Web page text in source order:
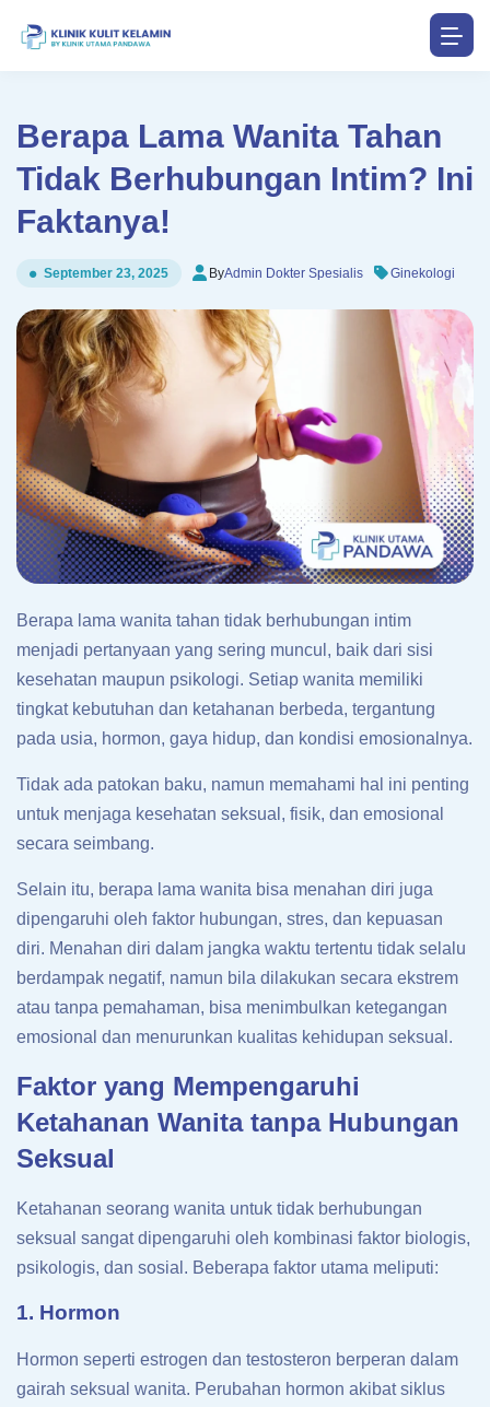
Berapa Lama Wanita Tahan
Tidak Berhubungan Intim? Ini
Faktanya!
September 23, 2025 ByAdmin Dokter Spesialis Ginekologi
Berapa lama wanita tahan tidak berhubungan intim
menjadi pertanyaan yang sering muncul, baik dari sisi
kesehatan maupun psikologi. Setiap wanita memiliki
tingkat kebutuhan dan ketahanan berbeda, tergantung
pada usia, hormon, gaya hidup, dan kondisi emosionalnya.
Tidak ada patokan baku, namun memahami hal ini penting
untuk menjaga kesehatan seksual, fisik, dan emosional
secara seimbang.
Selain itu, berapa lama wanita bisa menahan diri juga
dipengaruhi oleh faktor hubungan, stres, dan kepuasan
diri. Menahan diri dalam jangka waktu tertentu tidak selalu
berdampak negatif, namun bila dilakukan secara ekstrem
atau tanpa pemahaman, bisa menimbulkan ketegangan
emosional dan menurunkan kualitas kehidupan seksual.
Faktor yang Mempengaruhi
Ketahanan Wanita tanpa Hubungan
Seksual
Ketahanan seorang wanita untuk tidak berhubungan
seksual sangat dipengaruhi oleh kombinasi faktor biologis,
psikologis, dan sosial. Beberapa faktor utama meliputi:
1. Hormon
Hormon seperti estrogen dan testosteron berperan dalam
gairah seksual wanita. Perubahan hormon akibat siklus